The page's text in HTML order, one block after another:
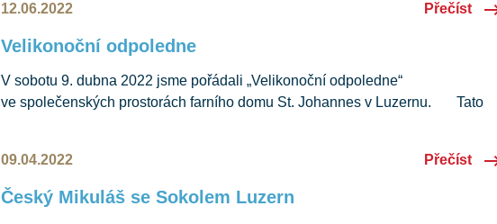
Jagošová z divadelní společnosti Pěstujeme příběhy. Tato nová autorská
pohádka s názvem Betonová sukně vyprávěla vtipný příběh o princezně, která
12.06.2022 Přečíst
Velikonoční odpoledne
V sobotu 9. dubna 2022 jsme pořádali „Velikonoční odpoledne“
ve společenských prostorách farního domu St. Johannes v Luzernu. Tato
povídáním o vzniku velikonoc a animovaná němá pohádka pro všechny děti.
Dále se mohly děti věnovat spoustě aktivit…
09.04.2022 Přečíst
Český Mikuláš se Sokolem Luzern